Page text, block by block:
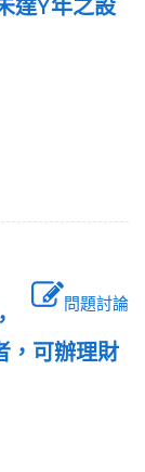
達Y年之設
問題討論
，可辦理財